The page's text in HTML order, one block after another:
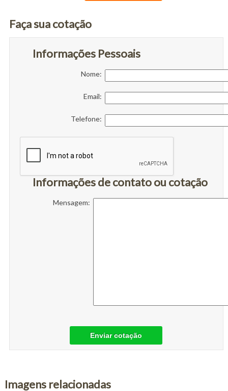
Faça sua cotação
Informações Pessoais
Nome:
Email:
Telefone:
Informações de contato ou cotação
Mensagem:
Enviar cotação
Imagens relacionadas